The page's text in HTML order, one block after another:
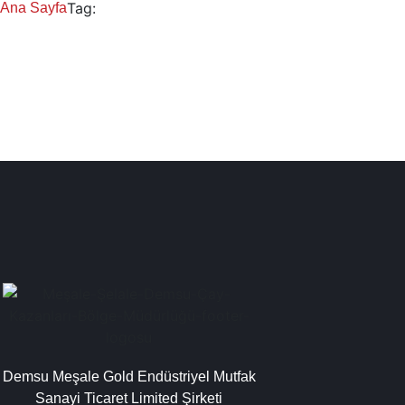
Ana SayfaTag:
Demsu Meşale Gold Endüstriyel Mutfak
Sanayi Ticaret Limited Şirketi